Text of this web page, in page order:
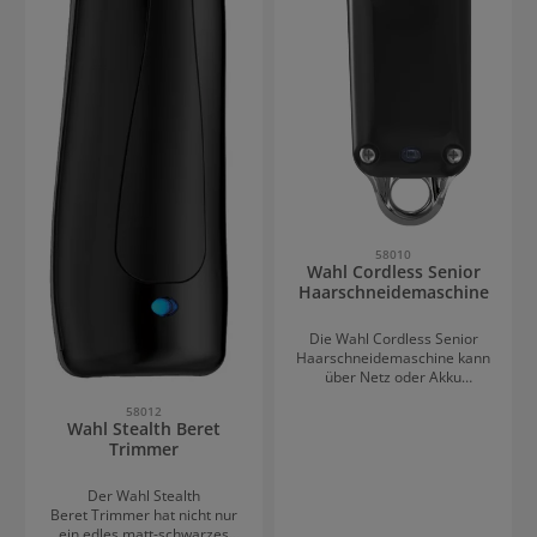
Technologie passen die
Kämme genau auf den
Schneidsatz. Zubehör der
Wahl Cordless Magic Clip
Haarschneidemaschine 8
Premium Aufsteckkämme:
1,5 mm, 3 mm, 4,5 mm, 6
mm, 10 mm, 13 mm, 19 mm,
58012
Wahl Stealth Beret
Trimmer
Der Wahl Stealth
Beret Trimmer hat nicht nur
58010
Wahl Cordless Senior
Haarschneidemaschine
Die Wahl Cordless Senior
Haarschneidemaschine kann
über Netz oder Akku